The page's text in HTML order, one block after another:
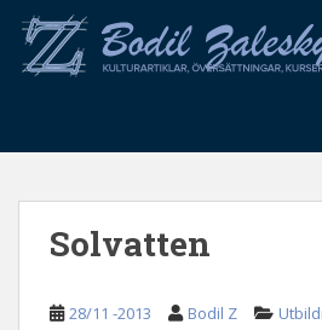
o
Solvatten
28/11 -2013 Bodil Z